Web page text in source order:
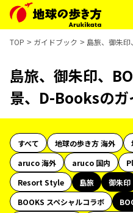
TOP ガイドブック 島旅、御朱
島旅、御朱印、
景、D-Booksの
すべて 地球の歩き方 海外
aruco 海外
aruco 国内
Resort Style
島旅 御朱印
BOOKS スペシャルコラボ